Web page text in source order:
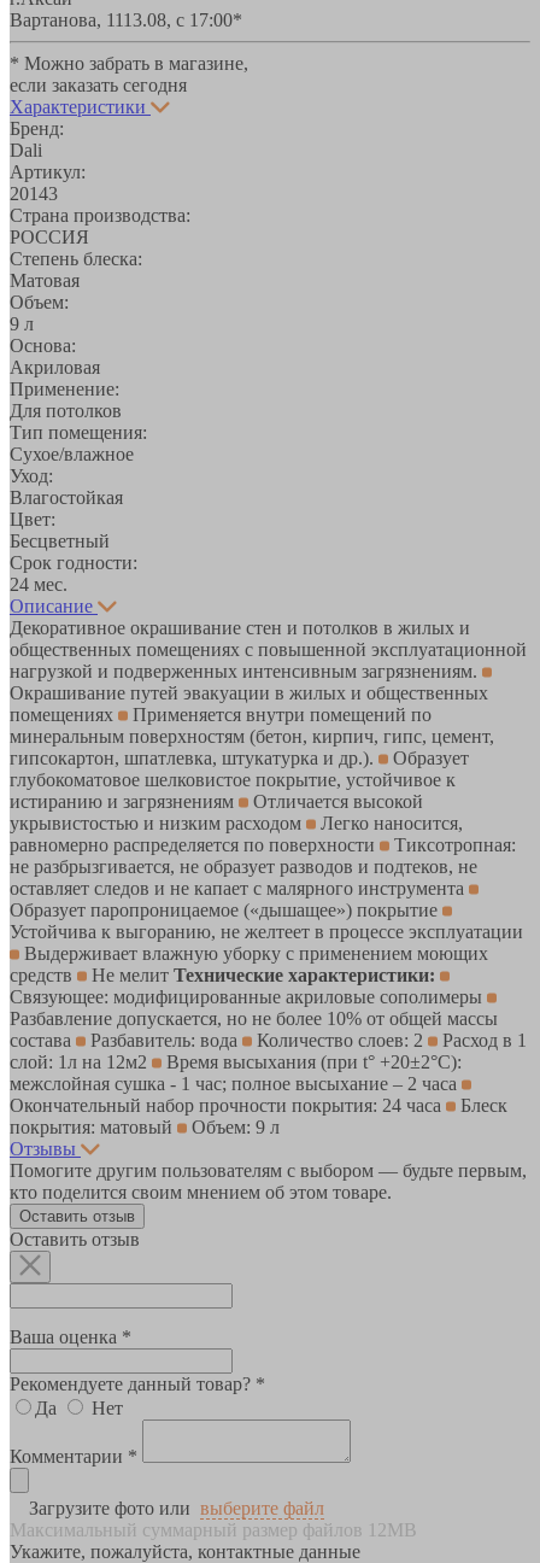
Вартанова, 1113.08, с 17:00*
* Можно забрать в магазине,
если заказать сегодня
Характеристики
Бренд:
Dali
Артикул:
20143
Страна производства:
РОССИЯ
Степень блеска:
Матовая
Объем:
9 л
Основа:
Акриловая
Применение:
Для потолков
Тип помещения:
Сухое/влажное
Уход:
Влагостойкая
Цвет:
Бесцветный
Срок годности:
24 мес.
Описание
Декоративное окрашивание стен и потолков в жилых и
общественных помещениях с повышенной эксплуатационной
нагрузкой и подверженных интенсивным загрязнениям.
Окрашивание путей эвакуации в жилых и общественных
помещениях
Применяется внутри помещений по
минеральным поверхностям (бетон, кирпич, гипс, цемент,
гипсокартон, шпатлевка, штукатурка и др.).
Образует
глубокоматовое шелковистое покрытие, устойчивое к
истиранию и загрязнениям
Отличается высокой
укрывистостью и низким расходом
Легко наносится,
равномерно распределяется по поверхности
Тиксотропная:
не разбрызгивается, не образует разводов и подтеков, не
оставляет следов и не капает с малярного инструмента
Образует паропроницаемое («дышащее») покрытие
Устойчива к выгоранию, не желтеет в процессе эксплуатации
Выдерживает влажную уборку с применением моющих
средств
Не мелит Технические характеристики:
Связующее: модифицированные акриловые сополимеры
Разбавление допускается, но не более 10% от общей массы
состава
Разбавитель: вода Количество слоев: 2
Расход в 1
слой: 1л на 12м2
Время высыхания (при t° +20±2°C):
межслойная сушка - 1 час; полное высыхание – 2 часа
Окончательный набор прочности покрытия: 24 часа
Блеск
покрытия: матовый
Объем: 9 л
Отзывы
Помогите другим пользователям с выбором — будьте первым,
кто поделится своим мнением об этом товаре.
Оставить отзыв
Оставить отзыв
Ваша оценка *
Рекомендуете данный товар? *
Да
Нет
Комментарии *
Загрузите фото или выберите файл
Максимальный суммарный размер файлов 12MB
Укажите, пожалуйста, контактные данные